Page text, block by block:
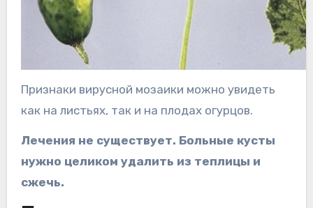
Признаки вирусной мозаики можно увидеть
как на листьях, так и на плодах огурцов.
Лечения не существует. Больные кусты
нужно целиком удалить из теплицы и
сжечь.